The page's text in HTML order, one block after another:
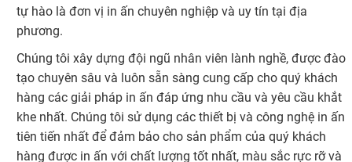
tự hào là đơn vị in ấn chuyên nghiệp và uy tín tại địa
phương.
Chúng tôi xây dựng đội ngũ nhân viên lành nghề, được đào
tạo chuyên sâu và luôn sẵn sàng cung cấp cho quý khách
hàng các giải pháp in ấn đáp ứng nhu cầu và yêu cầu khắt
khe nhất. Chúng tôi sử dụng các thiết bị và công nghệ in ấn
tiên tiến nhất để đảm bảo cho sản phẩm của quý khách
hàng được in ấn với chất lượng tốt nhất, màu sắc rực rỡ và